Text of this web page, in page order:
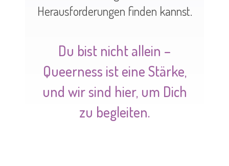
Herausforderungen finden kannst.
Du bist nicht allein –
Queerness ist eine Stärke,
und wir sind hier, um Dich
zu begleiten.